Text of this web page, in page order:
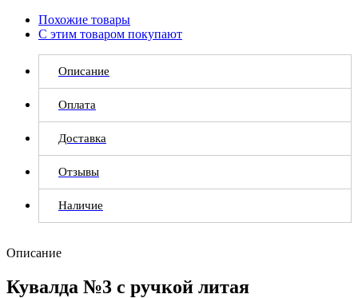
Похожие товары
С этим товаром покупают
Описание
Оплата
Доставка
Отзывы
Наличие
Описание
Кувалда №3 с ручкой литая